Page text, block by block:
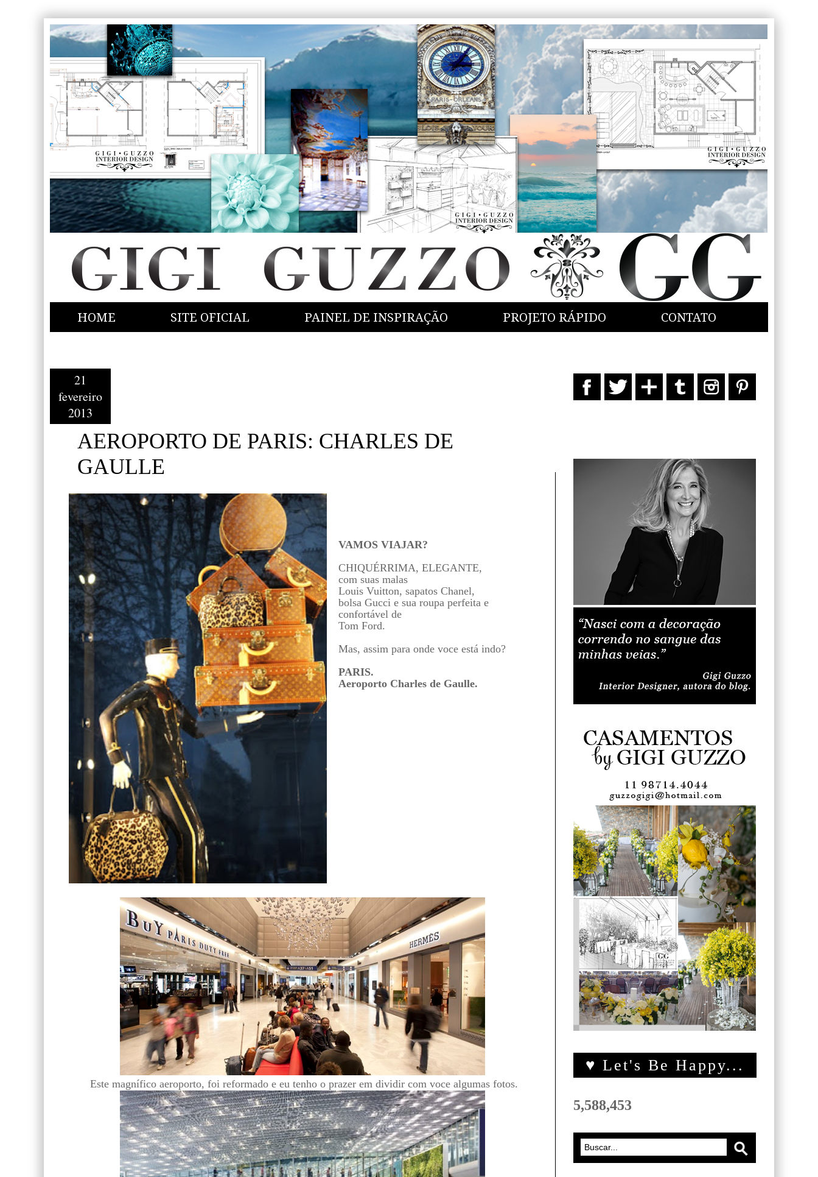
HOME SITE OFICIAL PAINEL DE INSPIRAÇÃO PROJETO RÁPIDO CONTATO
21
fevereiro
2013
AEROPORTO DE PARIS: CHARLES DE
GAULLE
VAMOS VIAJAR?
CHIQUÉRRIMA, ELEGANTE,
com suas malas
Louis Vuitton, sapatos Chanel,
bolsa Gucci e sua roupa perfeita e
confortável de
Tom Ford.
Mas, assim para onde voce está indo?
PARIS.
Aeroporto Charles de Gaulle.
Este magnífico aeroporto, foi reformado e eu tenho o prazer em dividir com voce algumas fotos.
♥ Let's Be Happy...
5,588,453